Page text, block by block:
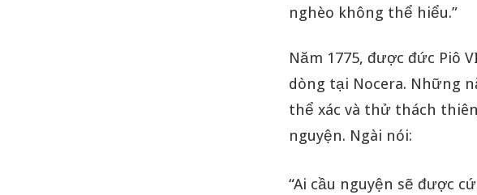
nghèo không thể hiểu.”
Năm 1775, được đức Piô
dòng tại Nocera. Những
thể xác và thử thách
nguyện. Ngài nói:
“Ai cầu nguyện sẽ được